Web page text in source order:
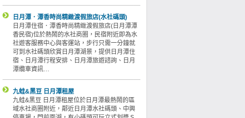
日月潭．潭香時尚精緻渡假旅店(水社碼頭)
日月潭住宿．潭香時尚精緻渡假旅店(日月潭潭
香民宿)位於熱鬧的水社商圈，民宿附近即為水
社遊客服務中心與客運站，步行只需一分鐘就
可到水社碼頭欣賞日月潭湖景，提供日月潭住
宿、日月潭行程安排、日月潭旅遊諮詢、日月
潭纜車資訊…
九蛙&黑豆 日月潭租屋
九蛙&黑豆 日月潭租屋位於日月潭最熱鬧的區
域水社商圈附近，鄰近日月潭水社碼頭、中興